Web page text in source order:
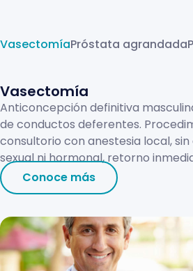
VasectomíaPróstata agrandada
Vasectomía
Anticoncepción definitiva
de conductos deferentes.
consultorio con anestesia local,
sexual ni hormonal, retorno
Conoce más